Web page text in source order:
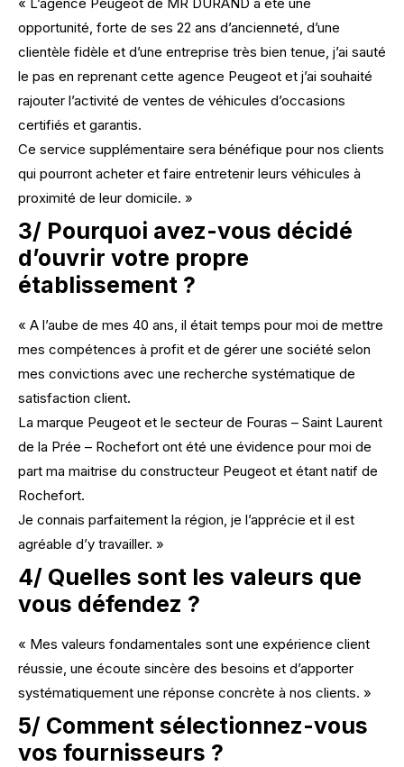
opportunité, forte de ses 22 ans d’ancienneté, d’une
clientèle fidèle et d’une entreprise très bien tenue, j’ai sauté
le pas en reprenant cette agence Peugeot et j’ai souhaité
rajouter l’activité de ventes de véhicules d’occasions
certifiés et garantis.
Ce service supplémentaire sera bénéfique pour nos clients
qui pourront acheter et faire entretenir leurs véhicules à
proximité de leur domicile. »
3/ Pourquoi avez-vous décidé
d’ouvrir votre propre
établissement ?
« A l’aube de mes 40 ans, il était temps pour moi de mettre
mes compétences à profit et de gérer une société selon
mes convictions avec une recherche systématique de
satisfaction client.
La marque Peugeot et le secteur de Fouras – Saint Laurent
de la Prée – Rochefort ont été une évidence pour moi de
part ma maitrise du constructeur Peugeot et étant natif de
Rochefort.
Je connais parfaitement la région, je l’apprécie et il est
agréable d’y travailler. »
4/ Quelles sont les valeurs que
vous défendez ?
« Mes valeurs fondamentales sont une expérience client
réussie, une écoute sincère des besoins et d’apporter
systématiquement une réponse concrète à nos clients. »
5/ Comment sélectionnez-vous
vos fournisseurs ?